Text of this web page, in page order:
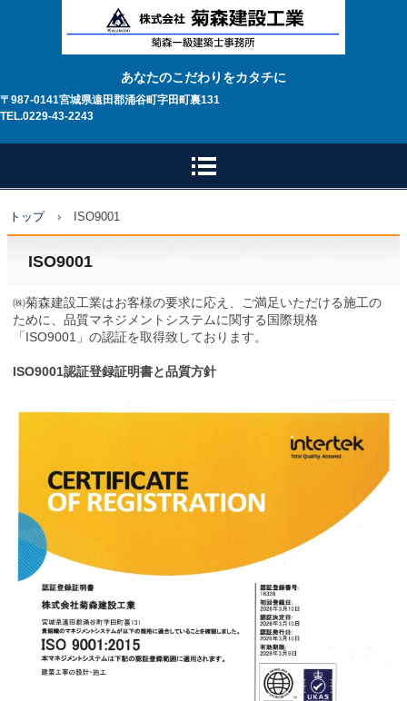
あなたのこだわりをカタチに
〒987-0141宮城県遠田郡涌谷町字田町裏131
TEL.0229-43-2243
トップ › ISO9001
ISO9001
㈱菊森建設工業はお客様の要求に応え、ご満足いただける施工の
ために、品質マネジメントシステムに関する国際規格
「ISO9001」の認証を取得致しております。
ISO9001認証登録証明書と品質方針